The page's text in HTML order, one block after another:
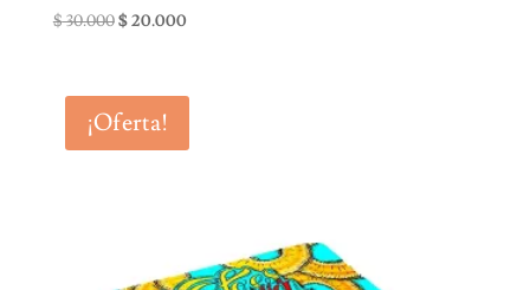
$30.000El
era:
$ 30.000.
$20.000El
es:
¡Oferta!